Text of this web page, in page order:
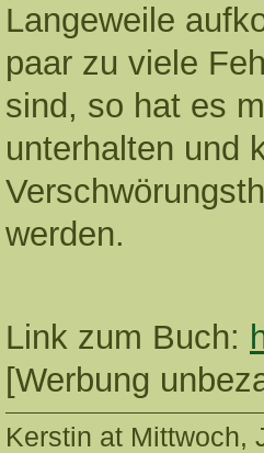
Langeweile
paar zu viele
sind, so hat es
unterhalten und
werden.
Link zum Buch:
[Werbung
Kerstin at Mittwoch,